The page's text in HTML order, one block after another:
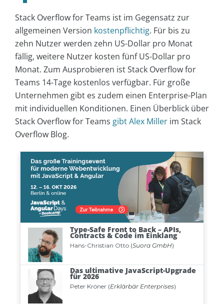
Stack Overflow for Teams ist im Gegensatz zur
allgemeinen Version kostenpflichtig. Für bis zu
zehn Nutzer werden zehn US-Dollar pro Monat
fällig, weitere Nutzer kosten fünf US-Dollar pro
Monat. Zum Ausprobieren ist Stack Overflow for
Teams 14-Tage kostenlos verfügbar. Für große
Unternehmen gibt es zudem einen Enterprise-Plan
mit individuellen Konditionen. Einen Überblick über
Stack Overflow for Teams gibt Alex Miller im Stack
Overflow Blog.